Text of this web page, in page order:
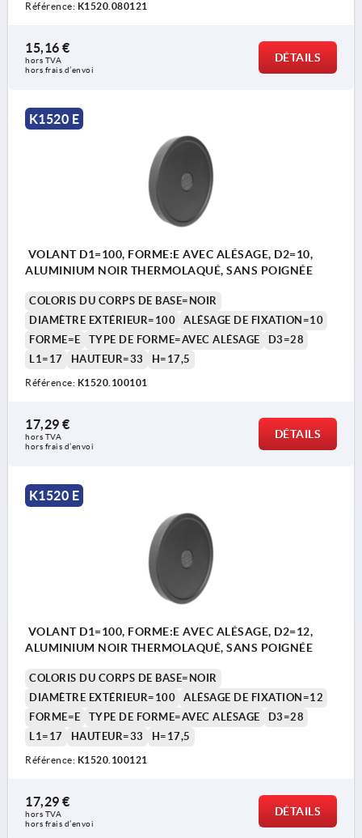
Référence: K1520.080121
15,16 €
hors TVA
hors frais d’envoi
DÉTAILS
K1520 E
VOLANT D1=100, FORME:E AVEC ALÉSAGE, D2=10,
ALUMINIUM NOIR THERMOLAQUÉ, SANS POIGNÉE
COLORIS DU CORPS DE BASE=NOIR
DIAMÈTRE EXTÉRIEUR=100
ALÉSAGE DE FIXATION=10
FORME=E
TYPE DE FORME=AVEC ALÉSAGE
D3=28
L1=17
HAUTEUR=33 H=17,5
Référence: K1520.100101
17,29 €
hors TVA
hors frais d’envoi
DÉTAILS
K1520 E
VOLANT D1=100, FORME:E AVEC ALÉSAGE, D2=12,
ALUMINIUM NOIR THERMOLAQUÉ, SANS POIGNÉE
COLORIS DU CORPS DE BASE=NOIR
DIAMÈTRE EXTÉRIEUR=100
ALÉSAGE DE FIXATION=12
FORME=E
TYPE DE FORME=AVEC ALÉSAGE
D3=28
L1=17
HAUTEUR=33 H=17,5
Référence: K1520.100121
17,29 €
hors TVA
hors frais d’envoi
DÉTAILS